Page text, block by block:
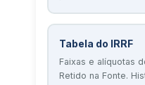
Tabela do IRRF
Faixas e alíquotas
Retido na Fonte.